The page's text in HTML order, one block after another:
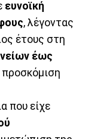
ευνοϊκή
, λέγοντας
έτους στη
έως
προσκόμιση
που είχε